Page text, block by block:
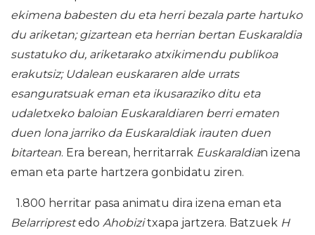
ekimena babesten du eta herri bezala parte hartuko
du ariketan; gizartean eta herrian bertan Euskaraldia
sustatuko du, ariketarako atxikimendu publikoa
erakutsiz; Udalean euskararen alde urrats
esanguratsuak eman eta ikusaraziko ditu eta
udaletxeko baloian Euskaraldiaren berri ematen
duen lona jarriko da Euskaraldiak irauten duen
bitartean. Era berean, herritarrak Euskaraldian izena
eman eta parte hartzera gonbidatu ziren.
1.800 herritar pasa animatu dira izena eman eta
Belarriprestedo Ahobizitxapa jartzera. Batzuek H